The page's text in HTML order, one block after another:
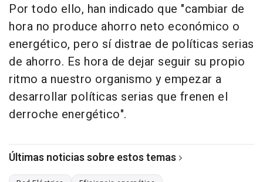
Por todo ello, han indicado que "cambiar de
hora no produce ahorro neto económico o
energético, pero sí distrae de políticas serias
de ahorro. Es hora de dejar seguir su propio
ritmo a nuestro organismo y empezar a
desarrollar políticas serias que frenen el
derroche energético".
Últimas noticias sobre estos temas